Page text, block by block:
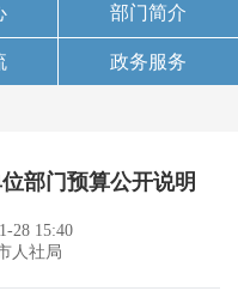
部门简介
政务服务
部门预算公开说明
28 15:40
人社局